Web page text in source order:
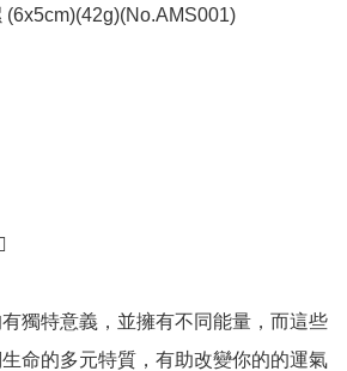
獨特意義，並擁有不同能量，而這些
命的多元特質，有助改變你的的運氣